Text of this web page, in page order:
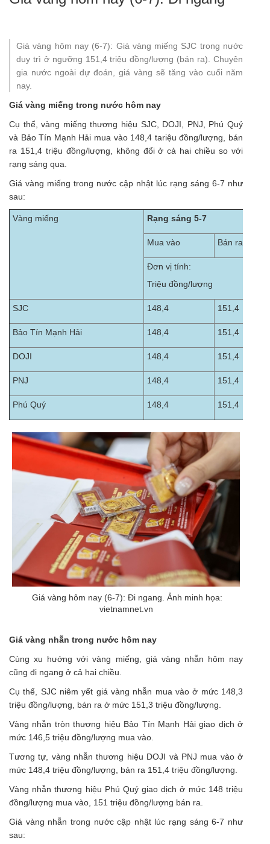
Giá vàng hôm nay (6-7): Giá vàng miếng SJC trong nước
duy trì ở ngưỡng 151,4 triệu đồng/lượng (bán ra). Chuyên
gia nước ngoài dự đoán, giá vàng sẽ tăng vào cuối năm
nay.
Giá vàng miếng trong nước hôm nay
Cụ thể, vàng miếng thương hiệu SJC, DOJI, PNJ, Phú Quý
và Bảo Tín Mạnh Hải mua vào 148,4 tariệu đồng/lượng, bán
ra 151,4 triệu đồng/lượng, không đổi ở cả hai chiều so với
rạng sáng qua.
Giá vàng miếng trong nước cập nhật lúc rạng sáng 6-7 như
sau:
Vàng miếng Rạng sáng 5-7
Mua vào Bán ra
Đơn vị tính:
Triệu đồng/lượng
SJC 148,4 151,4
Bảo Tín Mạnh Hải 148,4 151,4
DOJI 148,4 151,4
PNJ 148,4 151,4
Phú Quý 148,4 151,4
Giá vàng hôm nay (6-7): Đi ngang. Ảnh minh họa:
vietnamnet.vn
Giá vàng nhẫn trong nước hôm nay
Cùng xu hướng với vàng miếng, giá vàng nhẫn hôm nay
cũng đi ngang ở cả hai chiều.
Cụ thể, SJC niêm yết giá vàng nhẫn mua vào ở mức 148,3
triệu đồng/lượng, bán ra ở mức 151,3 triệu đồng/lượng.
Vàng nhẫn tròn thương hiệu Bảo Tín Mạnh Hải giao dịch ở
mức 146,5 triệu đồng/lượng mua vào.
Tương tự, vàng nhẫn thương hiệu DOJI và PNJ mua vào ở
mức 148,4 triệu đồng/lượng, bán ra 151,4 triệu đồng/lượng.
Vàng nhẫn thương hiệu Phú Quý giao dịch ở mức 148 triệu
đồng/lượng mua vào, 151 triệu đồng/lượng bán ra.
Giá vàng nhẫn trong nước cập nhật lúc rạng sáng 6-7 như
sau: